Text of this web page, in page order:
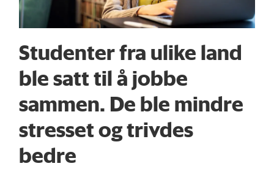
Studenter fra ulike land
ble satt til å jobbe
sammen. De ble mindre
stresset og trivdes
bedre